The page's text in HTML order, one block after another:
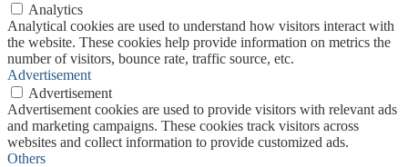
Analytics
Analytical cookies are used to understand how visitors interact with
the website. These cookies help provide information on metrics the
number of visitors, bounce rate, traffic source, etc.
Advertisement
Advertisement
Advertisement cookies are used to provide visitors with relevant ads
and marketing campaigns. These cookies track visitors across
websites and collect information to provide customized ads.
Others